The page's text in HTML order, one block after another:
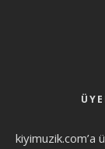
kiyimuzik.com’a